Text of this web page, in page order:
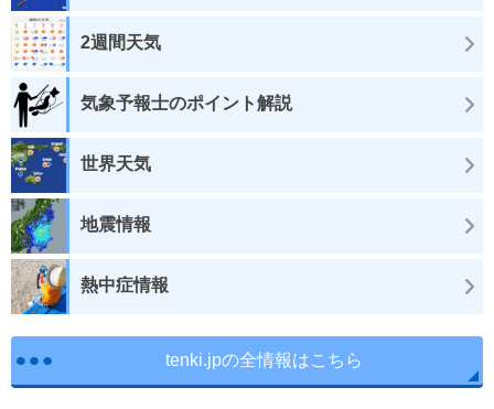
2週間天気
気象予報士のポイント解説
世界天気
地震情報
熱中症情報
tenki.jpの全情報はこちら